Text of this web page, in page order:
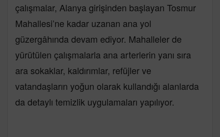
çalışmalar, Alanya girişinden başlayan Tosmur
Mahallesi’ne kadar uzanan ana yol
güzergâhında devam ediyor. Mahalleler de
yürütülen çalışmalarla ana arterlerin yanı sıra
ara sokaklar, kaldırımlar, refüjler ve
vatandaşların yoğun olarak kullandığı alanlarda
da detaylı temizlik uygulamaları yapılıyor.